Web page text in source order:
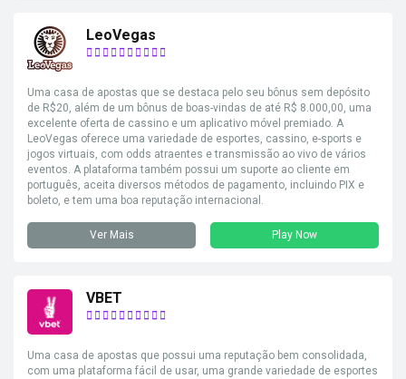
LeoVegas
Uma casa de apostas que se destaca pelo seu bônus sem depósito
de R$20, além de um bônus de boas-vindas de até R$ 8.000,00, uma
excelente oferta de cassino e um aplicativo móvel premiado. A
LeoVegas oferece uma variedade de esportes, cassino, e-sports e
jogos virtuais, com odds atraentes e transmissão ao vivo de vários
eventos. A plataforma também possui um suporte ao cliente em
português, aceita diversos métodos de pagamento, incluindo PIX e
boleto, e tem uma boa reputação internacional.
Ver Mais Play Now
VBET
Uma casa de apostas que possui uma reputação bem consolidada,
com uma plataforma fácil de usar, uma grande variedade de esportes